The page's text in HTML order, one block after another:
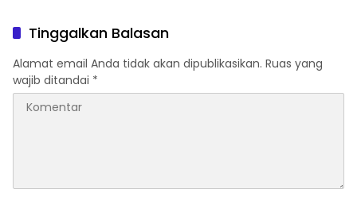
Tinggalkan Balasan
Alamat email Anda tidak akan dipublikasikan. Ruas yang
wajib ditandai *